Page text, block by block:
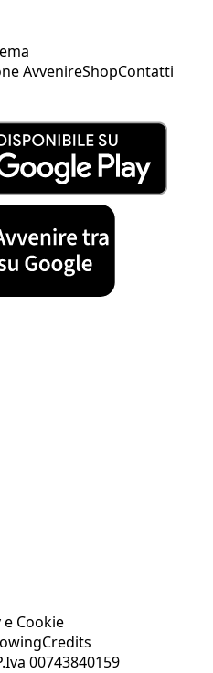
AvvenireShopContatti
e Cookie
Credits
00743840159